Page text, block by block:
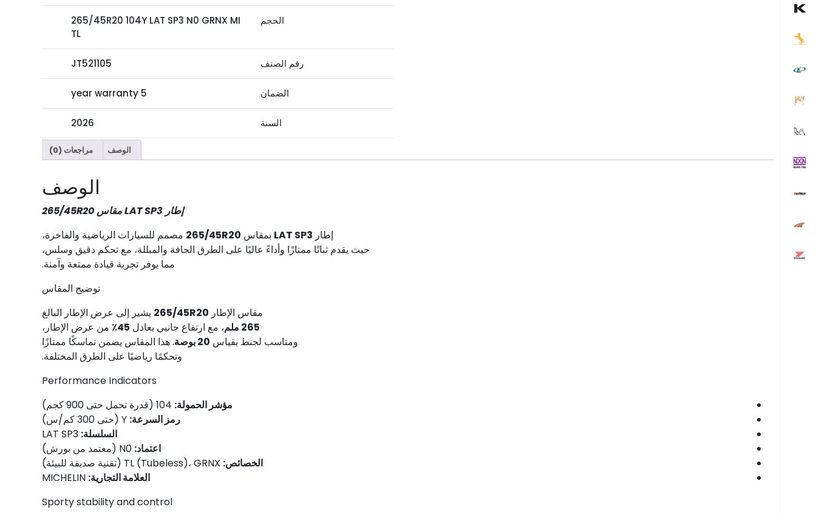
الحجم
265/45R20 104Y LAT SP3 N0 GRNX MI
TL
رقم الصنف JT521105
الضمان 5 year warranty
السنة 2026
الوصف مراجعات (0)
الوصف
إطار LAT SP3 مقاس 265/45R20
إطار LAT SP3 بمقاس 265/45R20 مصمم للسيارات الرياضية والفاخرة،
حيث يقدم ثباتًا ممتازًا وأداءً عاليًا على الطرق الجافة والمبللة، مع تحكم دقيق وسلس،
مما يوفر تجربة قيادة ممتعة وآمنة.
توضيح المقاس
مقاس الإطار 265/45R20 يشير إلى عرض الإطار البالغ
265 ملم
، مع ارتفاع جانبي يعادل 45٪ من عرض الإطار،
ومناسب لجنط بقياس 20 بوصة
. هذا المقاس يضمن تماسكًا ممتازًا
وتحكمًا رياضيًا على الطرق المختلفة.
Performance Indicators
مؤشر الحمولة:
رمز السرعة: Y (حتى 300 كم/س)
السلسلة: LAT SP3
اعتماد: N0 (معتمد من بورش)
الخصائص:
العلامة التجارية: MICHELIN
Sporty stability and control